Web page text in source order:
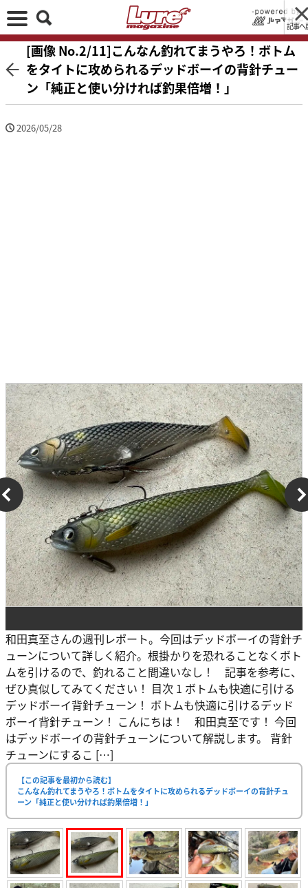
記事へ
[画像 No.2/11]こんなん釣れてまうやろ！ボトム
をタイトに攻められるデッドボーイの背針チュー
ン「純正と使い分ければ釣果倍増！」
2026/05/28
和田真至さんの週刊レポート。今回はデッドボーイの背針チ
ューンについて詳しく紹介。根掛かりを恐れることなくボト
ムを引けるので、釣れること間違いなし！ 記事を参考に、
ぜひ真似してみてください！ 目次 1 ボトムも快適に引ける
デッドボーイ背針チューン！ ボトムも快適に引けるデッド
ボーイ背針チューン！ こんにちは！ 和田真至です！ 今回
はデッドボーイの背針チューンについて解説します。 背針
チューンにするこ […]
【この記事を最初から読む】
こんなん釣れてまうやろ！ボトムをタイトに攻められるデッドボーイの背針チュ
ーン「純正と使い分ければ釣果倍増！」